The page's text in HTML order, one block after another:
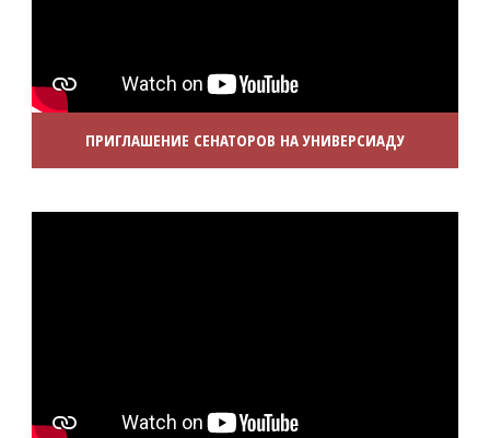
ПРИГЛАШЕНИЕ СЕНАТОРОВ НА УНИВЕРСИАДУ